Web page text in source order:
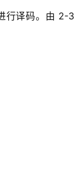
行译码。由 2-3